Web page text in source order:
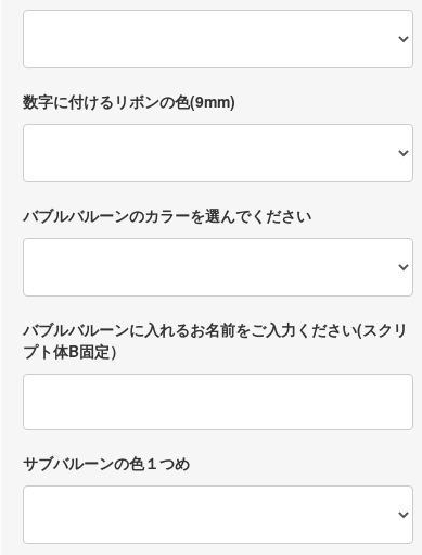
数字に付けるリボンの色(9mm)
バブルバルーンのカラーを選んでください
バブルバルーンに入れるお名前をご入力ください(スクリ
プト体B固定）
サブバルーンの色１つめ